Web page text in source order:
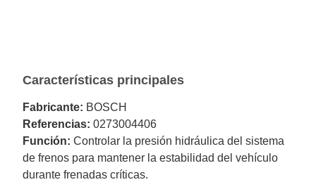
Características principales
Fabricante: BOSCH
Referencias: 0273004406
Función: Controlar la presión hidráulica del sistema
de frenos para mantener la estabilidad del vehículo
durante frenadas críticas.